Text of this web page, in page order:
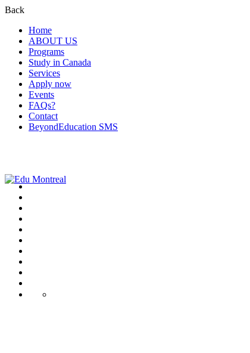
Back
Home
ABOUT US
Programs
Study in Canada
Services
Apply now
Events
FAQs?
Contact
BeyondEducation SMS